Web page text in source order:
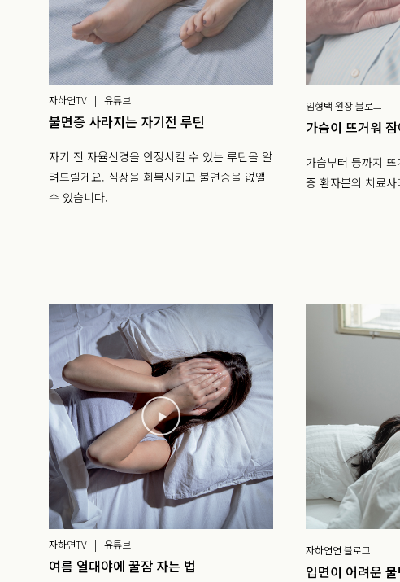
자하연TV | 유튜브
불면증 사라지는 자기전 루틴
자기 전 자율신경을 안정시킬 수 있는 루틴을 알
려드릴게요. 심장을 회복시키고 불면증을 없앨
수 있습니다.
임형택 원장 블로그
가슴이 뜨거워
가슴부터 등까지
증 환자분의 치료사
자하연TV | 유튜브
여름 열대야에 꿀잠 자는 법
자하연연 블로그
입면이 어려운